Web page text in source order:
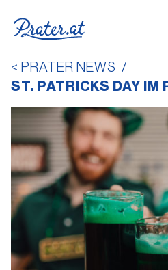
< PRATER NEWS /
ST. PATRICKS DAY IM